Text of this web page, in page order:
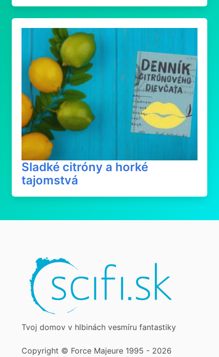
Sladké citróny a horké
tajomstvá
Tvoj domov v hlbinách vesmíru fantastiky
Copyright © Force Majeure 1995 - 2026